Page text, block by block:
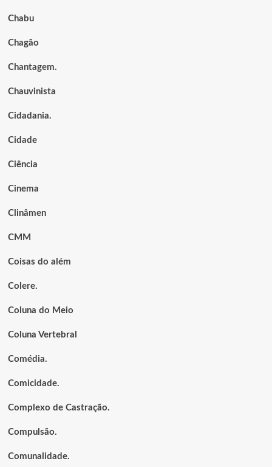
Chabu
Chagão
Chantagem.
Chauvinista
Cidadania.
Cidade
Ciência
Cinema
Clinâmen
CMM
Coisas do além
Colere.
Coluna do Meio
Coluna Vertebral
Comédia.
Comicidade.
Complexo de Castração.
Compulsão.
Comunalidade.